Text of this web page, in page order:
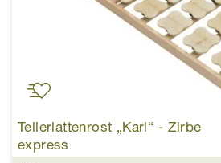
Tellerlattenrost „Karl“ - Zirbe
express